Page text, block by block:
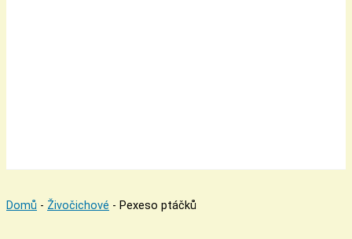
Domů - Živočichové - Pexeso ptáčků